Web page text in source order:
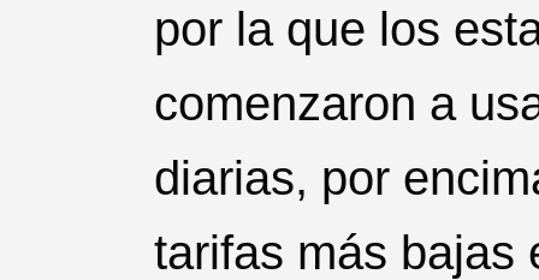
por la que los
comenzaron a
diarias, por
tarifas más bajas